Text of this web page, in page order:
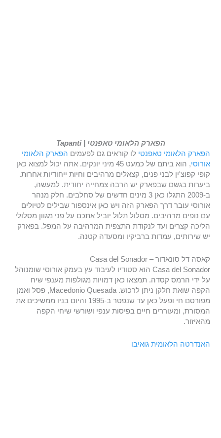
הפארק הלאומי טאפנטי | Tapanti
הפארק הלאומי טאפנטי לו קוראים גם לפעמים הפארק הלאומי
אורוסי
, הוא ביתם של כמעט 45 מיני יונקים. אתה יכול למצוא כאן
קופי קפוצ'ין לבני פנים, קצאלים מרהיבים וחיות ייחודיות אחרות.
ביערות בגשם שבפארק יש הרבה צמחייה יחודית. למעשה,
ב-2009 התגלו כאן 3 מינים חדשים של סחלבים. חלק מנהר
אורוסי עובר דרך הפארק הזה ויש כאן אינספור שבילים לטיולים
עם נופים מרהיבים. מסלול תלול יוביל אתכם על פני מגוון מסלולי
הליכה קצרים ועד לנקודת התצפית המרהיבה על המפל. בפארק
יש שירותים, עמדות ברביקיו ומסעדה קטנה.
קאסה דל סונאדור – Casa del Sonador
Casa del Sonador הוא סטודיו לעיבוד עץ בעמק אורוסי שומנוהל
על ידי הרמס קסדה. תמצאו כאן דמויות מגולפות מענפי שיח
הקפה שואת חלקן ניתן לרכוש. Macedonio Quesada, פסל ואמן
מפורסם חי ופעל כאן עד שנפטר ב-1995 והיום בניו ממשיכים את
המסורת, ומעוררים חיים בפיסות ענפי ושורשי שיחי הקפה
מהאיזור.
האנדרטה הלאומית גואיבו